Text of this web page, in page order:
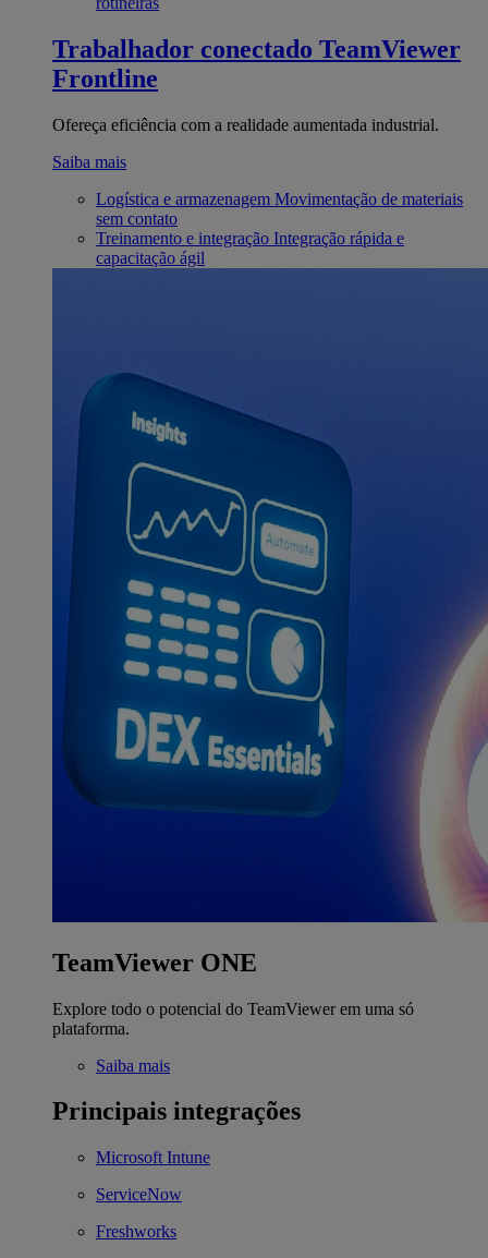
Trabalhador conectado TeamViewer
Frontline
Ofereça eficiência com a realidade aumentada industrial.
Saiba mais
Logística e armazenagem Movimentação de materiais
sem contato
Treinamento e integração Integração rápida e
capacitação ágil
TeamViewer ONE
Explore todo o potencial do TeamViewer em uma só
plataforma.
Saiba mais
Principais integrações
Microsoft Intune
ServiceNow
Freshworks